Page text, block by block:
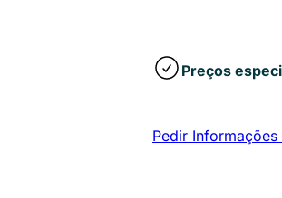
Preços
Pedir Informações